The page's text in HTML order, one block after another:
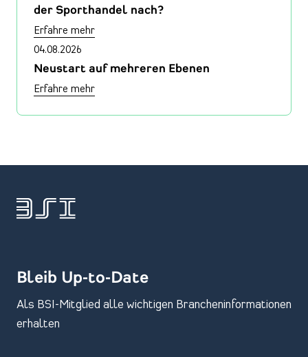
der Sporthandel nach?
Erfahre mehr
04.08.2026
Neustart auf mehreren Ebenen
Erfahre mehr
Bleib Up-to-Date
Als BSI-Mitglied alle wichtigen Brancheninformationen
erhalten